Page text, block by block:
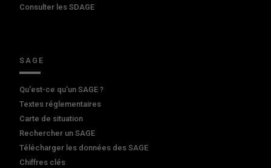
Consulter les SDAGE
SAGE
Qu'est-ce qu'un SAGE ?
Textes réglementaires
Carte de situation
Rechercher un SAGE
Télécharger les données des SAGE
Chiffres clés